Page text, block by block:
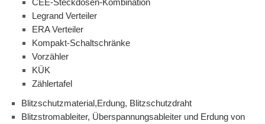
CEE-Steckdosen-Kombination
Legrand Verteiler
ERA Verteiler
Kompakt-Schaltschränke
Vorzähler
KÜK
Zählertafel
Blitzschutzmaterial,Erdung, Blitzschutzdraht
Blitzstromableiter, Überspannungsableiter und Erdung von